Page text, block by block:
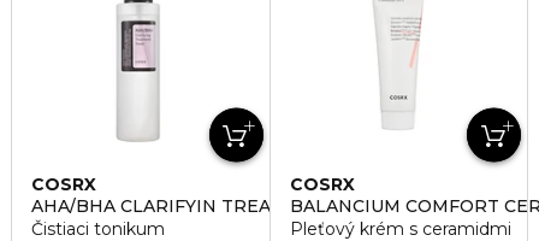
COSRX
AHA/BHA CLARIFYIN TREATMENT TONER
Čistiaci tonikum
COSRX
BALANCIUM COMFORT
Pleťový krém s ceramidmi